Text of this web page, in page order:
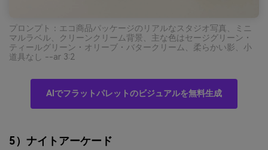
プロンプト：エコ商品パッケージのリアルなスタジオ写真、ミニ
マルラベル、クリーンクリーム背景、主な色はセージグリーン・
ティールグリーン・オリーブ・バタークリーム、柔らかい影、小
道具なし --ar 3:2
AIでフラットパレットのビジュアルを無料生成
5）ナイトアーケード